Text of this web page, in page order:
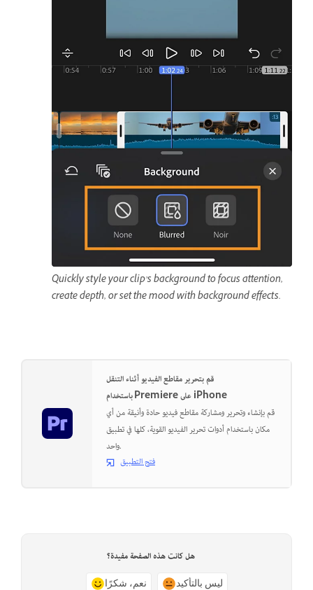
Quickly style your clip’s background to focus attention,
create depth, or set the mood with background effects.
قم بتحرير مقاطع الفيديو أثناء التنقل
باستخدام Premiere على iPhone
قم بإنشاء وتحرير ومشاركة مقاطع فيديو حادة وأنيقة من أي
مكان باستخدام أدوات تحرير الفيديو القوية، كلها في تطبيق
واحد.
فتح التطبيق
هل كانت هذه الصفحة مفيدة؟
نعم، شكرًا ليس بالتأكيد